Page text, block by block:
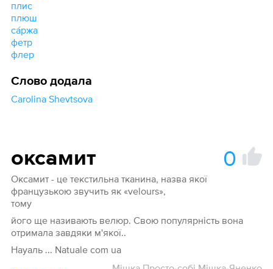
плис
плюш
са́ржа
фетр
флер
Слово додала
Carolina Shevtsova
оксамит 0
Оксамит - це текстильна тканина, назва якої
французькою звучить як «velours»,
тому
його ще називають велюр. Свою популярність вона
отримала завдяки м'якої..
Науаль ... Natuale com ua